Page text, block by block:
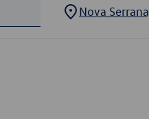
Nova Serrana